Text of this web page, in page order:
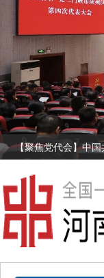
【聚焦党代会】中